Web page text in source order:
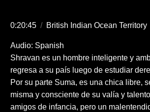
0:20:45 / British Indian Ocean Territory
Audio: Spanish
Shravan es un hombre inteligente y
regresa a su país luego de estudiar
Por su parte Suma, es una chica libre,
misma y consciente de su valía y
amigos de infancia, pero un